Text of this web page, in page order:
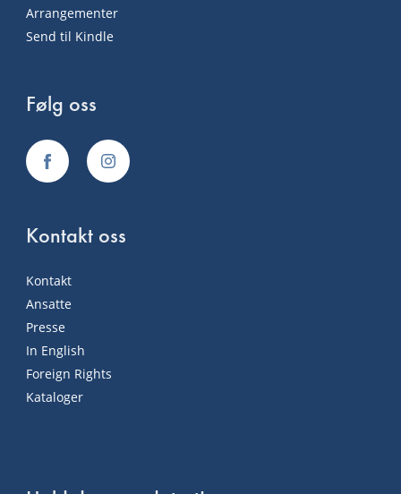
Arrangementer
Send til Kindle
Følg oss
Kontakt oss
Kontakt
Ansatte
Presse
In English
Foreign Rights
Kataloger